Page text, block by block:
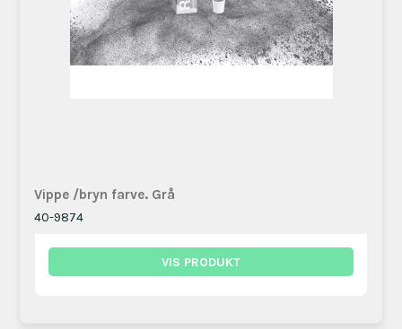
Vippe /bryn farve. Grå
40-9874
VIS PRODUKT